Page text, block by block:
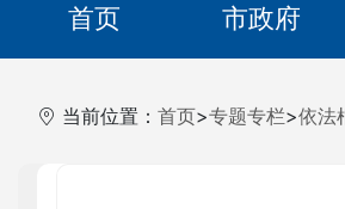
首页 市政府
当前位置： 首页>专题专栏>依法